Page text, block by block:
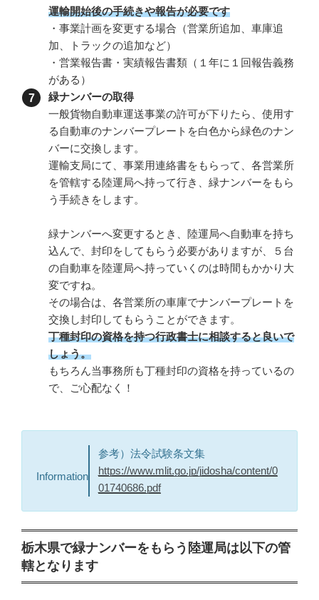
運輸開始後の手続きや報告が必要です
・事業計画を変更する場合（営業所追加、車庫追
加、トラックの追加など）
・営業報告書・実績報告書類（１年に１回報告義務
がある）
緑ナンバーの取得
一般貨物自動車運送事業の許可が下りたら、使用す
る自動車のナンバープレートを白色から緑色のナン
バーに交換します。
運輸支局にて、事業用連絡書をもらって、各営業所
を管轄する陸運局へ持って行き、緑ナンバーをもら
う手続きをします。
緑ナンバーへ変更するとき、陸運局へ自動車を持ち
込んで、封印をしてもらう必要がありますが、５台
の自動車を陸運局へ持っていくのは時間もかかり大
変ですね。
その場合は、各営業所の車庫でナンバープレートを
交換し封印してもらうことができます。
丁種封印の資格を持つ行政書士に相談すると良いで
しょう。
もちろん当事務所も丁種封印の資格を持っているの
で、ご心配なく！
Information
参考）法令試験条文集
https://www.mlit.go.jp/jidosha/content/0
01740686.pdf
栃木県で緑ナンバーをもらう陸運局は以下の管
轄となります